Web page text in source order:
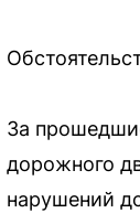
За
дорожного
нарушений